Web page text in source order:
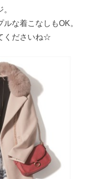
な着こなしもOK。
くださいね☆